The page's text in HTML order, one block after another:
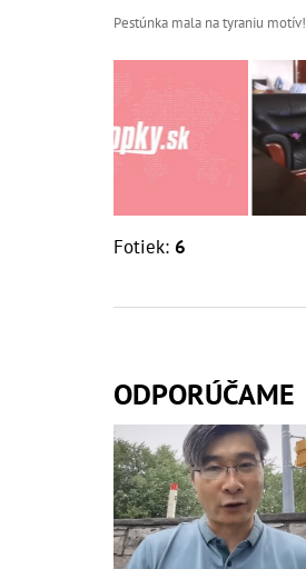
Pestúnka mala na tyraniu motív!
Fotiek: 6
ODPORÚČAME